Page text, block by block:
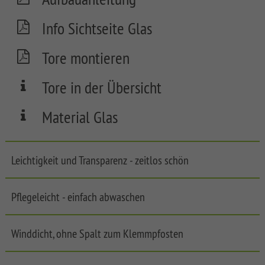
FLOW
SYSTEM
WPC
PLATINUM
SYSTEM
PLATINUM
WPC
PLATINUM
SYSTEM
WPC
LONGLIFE
Garden
Info Sichtseite Glas
Tore montieren
Tore in der Übersicht
Material Glas
Leichtigkeit und Transparenz - zeitlos schön
Pflegeleicht - einfach abwaschen
Winddicht, ohne Spalt zum Klemmpfosten